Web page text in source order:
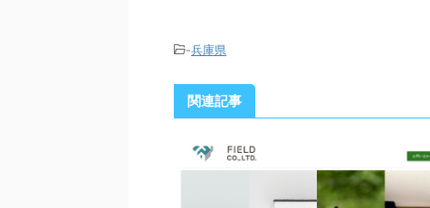
-兵庫県
関連記事